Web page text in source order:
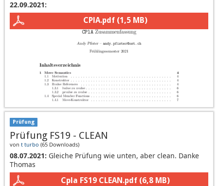
22.09.2021:
CPlA.pdf (1,5 MB)
Prüfung
Prüfung FS19 - CLEAN
von t turbo (65 Downloads)
08.07.2021: Gleiche Prüfung wie unten, aber clean. Danke
Thomas
Cpla FS19 CLEAN.pdf (6,8 MB)